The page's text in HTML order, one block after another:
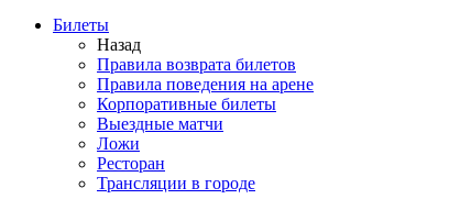
Билеты
Назад
Правила возврата билетов
Правила поведения на арене
Корпоративные билеты
Выездные матчи
Ложи
Ресторан
Трансляции в городе